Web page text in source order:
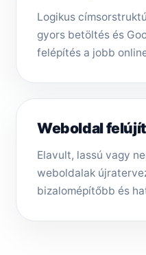
Logikus
gyors betöltés és
felépítés a jobb
Weboldal
Elavult, lassú vagy
weboldalak
bizalomépítőbb és